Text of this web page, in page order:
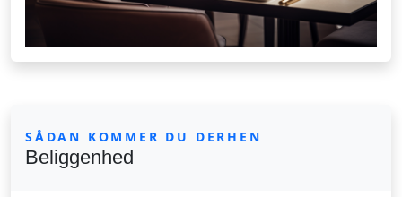
SÅDAN KOMMER DU DERHEN
Beliggenhed